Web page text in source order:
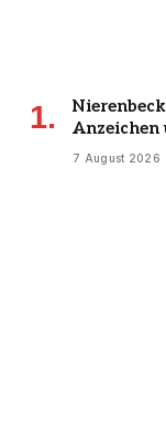
Anzeichen
7 August 2026